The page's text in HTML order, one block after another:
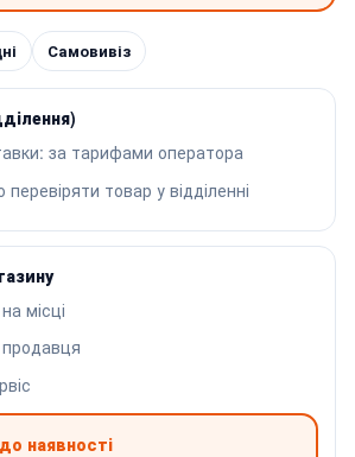
Самовивіз
за тарифами оператора
товар у відділенні
місці
наявності